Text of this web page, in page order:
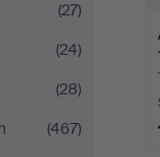
(27)
(24)
(28)
(467)